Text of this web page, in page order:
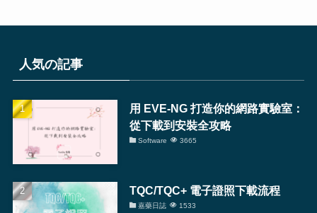
人気の記事
用 EVE-NG 打造你的網路實驗室：
從下載到安裝全攻略
Software 3665
TQC/TQC+ 電子證照下載流程
嘉藥日誌 1533